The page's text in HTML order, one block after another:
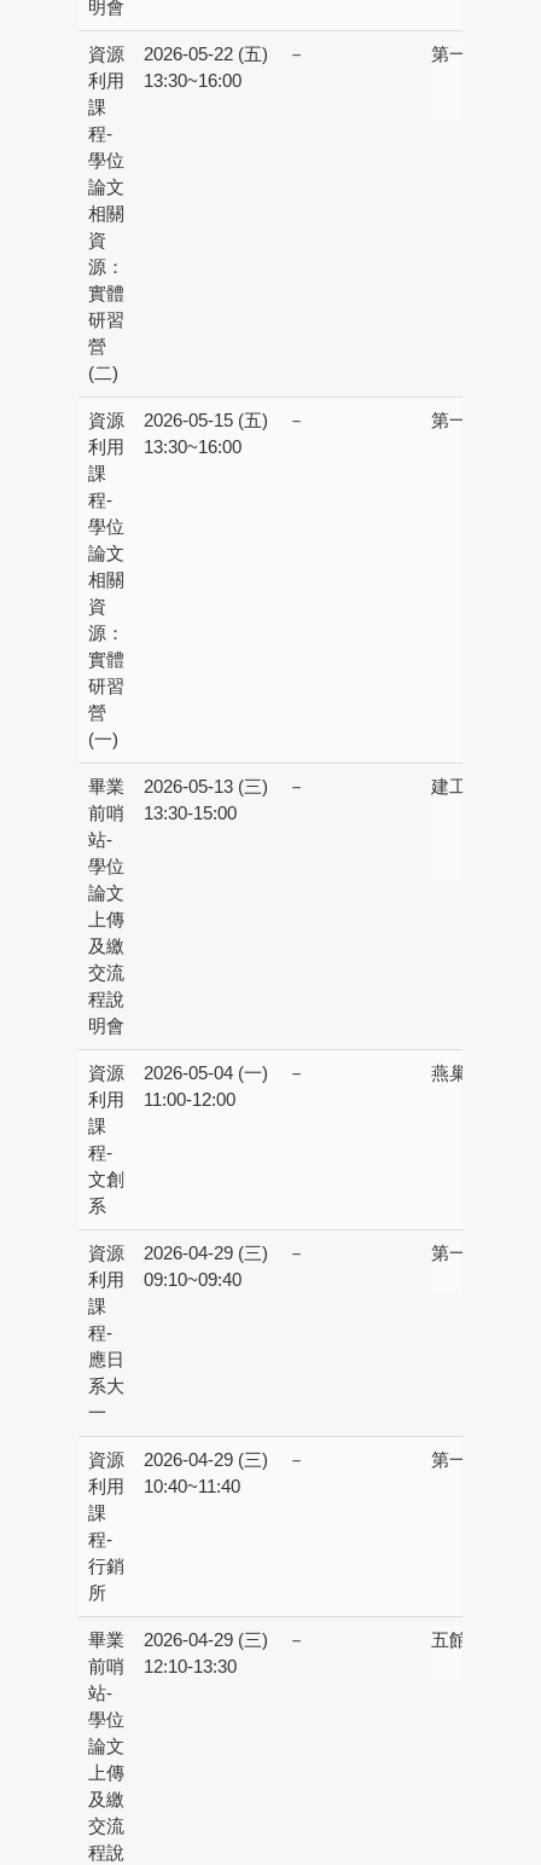
明會
資源
利用
課
程-
學位
論文
相關
資
源：
實體
研習
營
(二)
2026-05-22 (五)
13:30~16:00
－ 第一校區：
資源
利用
課
程-
學位
論文
相關
資
源：
實體
研習
營
(一)
2026-05-15 (五)
13:30~16:00
－ 第一校區：
畢業
前哨
站-
學位
論文
上傳
及繳
交流
程說
明會
2026-05-13 (三)
13:30-15:00
－ 建工校區：
資源
利用
課
程-
文創
系
2026-05-04 (一)
11:00-12:00
－ 燕巢校區：
資源
利用
課
程-
應日
系大
一
2026-04-29 (三)
09:10~09:40
－ 第一校區：
資源
利用
課
程-
行銷
所
2026-04-29 (三)
10:40~11:40
－ 第一校區：
畢業
前哨
站-
學位
論文
上傳
及繳
交流
程說
2026-04-29 (三)
12:10-13:30
－ 五館校區：